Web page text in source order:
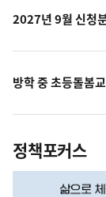
2027년 9월 신청
방학 중 초등돌봄
정책포커스